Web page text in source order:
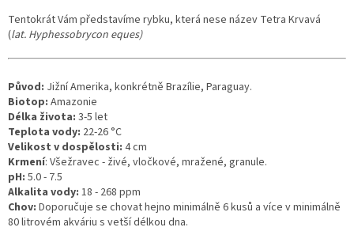
Tentokrát Vám představíme rybku, která nese název Tetra Krvavá
(lat. Hyphessobrycon eques)
Původ: Jižní Amerika, konkrétně Brazílie, Paraguay.
Biotop: Amazonie
Délka života: 3-5 let
Teplota vody: 22-26 °C
Velikost v dospělosti: 4 cm
Krmení: Všežravec - živé, vločkové, mražené, granule.
pH: 5.0 - 7.5
Alkalita vody: 18 - 268 ppm
Chov: Doporučuje se chovat hejno minimálně 6 kusů a více v minimálně
80 litrovém akváriu s vetší délkou dna.